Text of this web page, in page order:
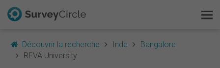
Découvrir la recherche Inde
Bangalore
REVA University